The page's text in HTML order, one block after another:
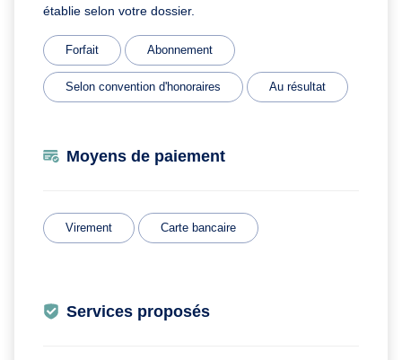
établie selon votre dossier.
Forfait Abonnement
Selon convention d'honoraires Au résultat
Moyens de paiement
Virement Carte bancaire
Services proposés